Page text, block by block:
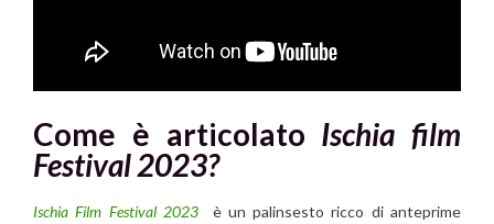
Come è articolato Ischia film
Festival 2023?
Ischia Film Festival 2023è un palinsesto ricco di anteprime